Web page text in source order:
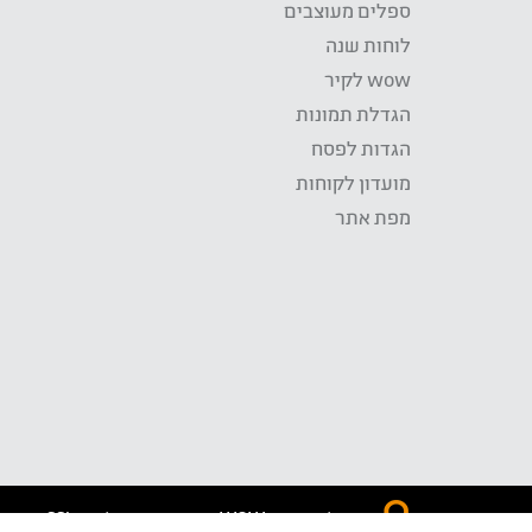
ספלים מעוצבים
לוחות שנה
wow לקיר
הגדלת תמונות
הגדות לפסח
מועדון לקוחות
מפת אתר
התשלום באתר WOW מאובטח בטכנולוגית SSL